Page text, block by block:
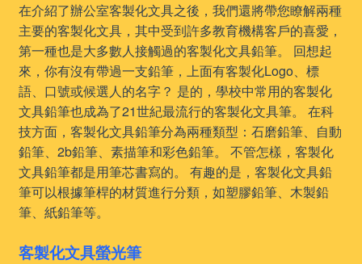
在介紹了辦公室客製化文具之後，我們還將帶您瞭解兩種
主要的客製化文具，其中受到許多教育機構客戶的喜愛，
第一種也是大多數人接觸過的客製化文具鉛筆。 回想起
來，你有沒有帶過一支鉛筆，上面有客製化Logo、標
語、口號或候選人的名字？ 是的，學校中常用的客製化
文具鉛筆也成為了21世紀最流行的客製化文具筆。 在科
技方面，客製化文具鉛筆分為兩種類型：石磨鉛筆、自動
鉛筆、2b鉛筆、素描筆和彩色鉛筆。 不管怎樣，客製化
文具鉛筆都是用筆芯書寫的。 有趣的是，客製化文具鉛
筆可以根據筆桿的材質進行分類，如塑膠鉛筆、木製鉛
筆、紙鉛筆等。
客製化文具螢光筆